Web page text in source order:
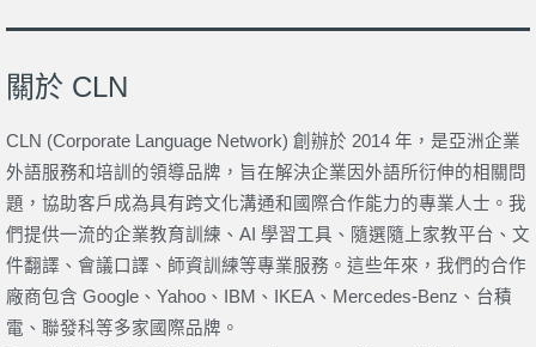
關於 CLN
CLN (Corporate Language Network) 創辦於 2014 年，是亞洲企業
外語服務和培訓的領導品牌，旨在解決企業因外語所衍伸的相關問
題，協助客戶成為具有跨文化溝通和國際合作能力的專業人士。我
們提供一流的企業教育訓練、AI 學習工具、隨選隨上家教平台、文
件翻譯、會議口譯、師資訓練等專業服務。這些年來，我們的合作
廠商包含 Google、Yahoo、IBM、IKEA、Mercedes-Benz、台積
電、聯發科等多家國際品牌。